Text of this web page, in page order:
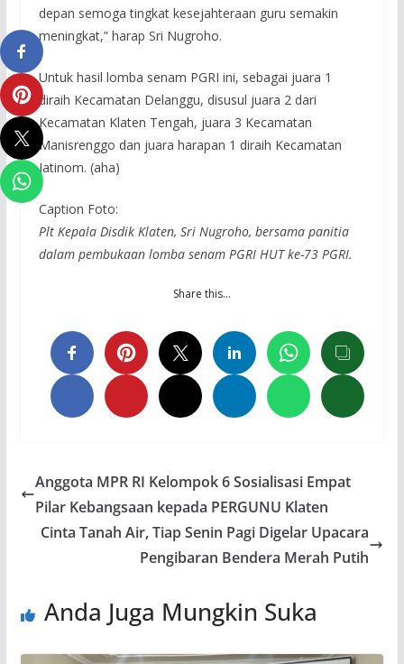
depan semoga tingkat kesejahteraan guru semakin
meningkat,” harap Sri Nugroho.
Untuk hasil lomba senam PGRI ini, sebagai juara 1
diraih Kecamatan Delanggu, disusul juara 2 dari
Kecamatan Klaten Tengah, juara 3 Kecamatan
Manisrenggo dan juara harapan 1 diraih Kecamatan
Jatinom. (aha)
Caption Foto:
Plt Kepala Disdik Klaten, Sri Nugroho, bersama panitia
dalam pembukaan lomba senam PGRI HUT ke-73 PGRI.
Share this…
Anggota MPR RI Kelompok 6 Sosialisasi Empat
Pilar Kebangsaan kepada PERGUNU Klaten
Cinta Tanah Air, Tiap Senin Pagi Digelar Upacara
Pengibaran Bendera Merah Putih
Anda Juga Mungkin Suka